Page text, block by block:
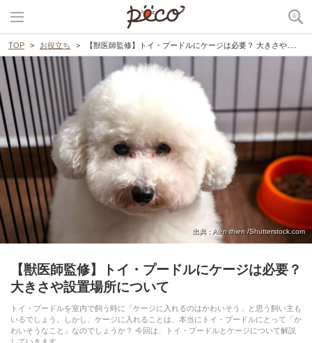
TOP お役立ち 【獣医師監修】トイ・プードルにケージは必要？ 大きさや設置場所について
出典 : Alen thien /Shutterstock.com
【獣医師監修】トイ・プードルにケージは必要？
大きさや設置場所について
トイ・プードルを室内で飼う時に「ケージに入れるのはかわいそう」と思う飼い主も
いるでしょう。しかし、ケージに入れることは、本当にトイ・プードルにとって「か
わいそうなこと」なのでしょうか？ 今回は、トイ・プードルとケージについて解説